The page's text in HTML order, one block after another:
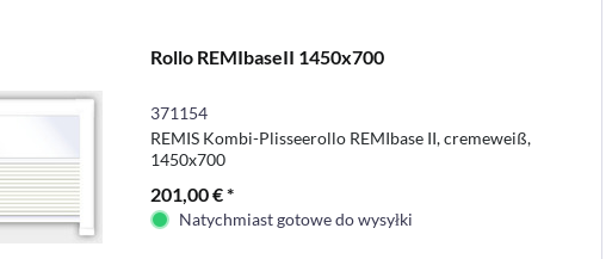
Rollo REMIbaseII 1450x700
371154
REMIS Kombi-Plisseerollo REMIbase II, cremeweiß,
1450x700
201,00 € *
Natychmiast gotowe do wysyłki